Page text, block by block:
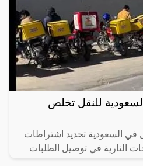
للنقل تخلص
في السعودية تحديد اشتراطات
النارية في توصيل الطلبات